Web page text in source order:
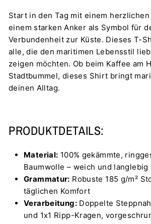
Start in den Tag mit einem
einem starken Anker als Symbol für
Verbundenheit zur Küste. Dieses T-
alle, die den maritimen Lebensstil
zeigen möchten. Ob beim Kaffee am
Stadtbummel, dieses Shirt bringt
deinen Alltag.
PRODUKTDETAILS:
Material: 100% gekämmte,
Baumwolle – weich und langlebig
Grammatur: Robuste 185 g/m²
täglichen Komfort
Verarbeitung:Doppelte
und 1x1 Ripp-Kragen,